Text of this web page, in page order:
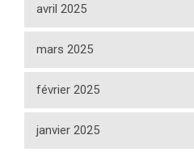
avril 2025
mars 2025
février 2025
janvier 2025